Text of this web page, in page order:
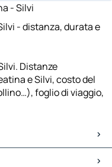
- Silvi
- distanza, durata e
Distanze
e Silvi, costo del
foglio di viaggio,